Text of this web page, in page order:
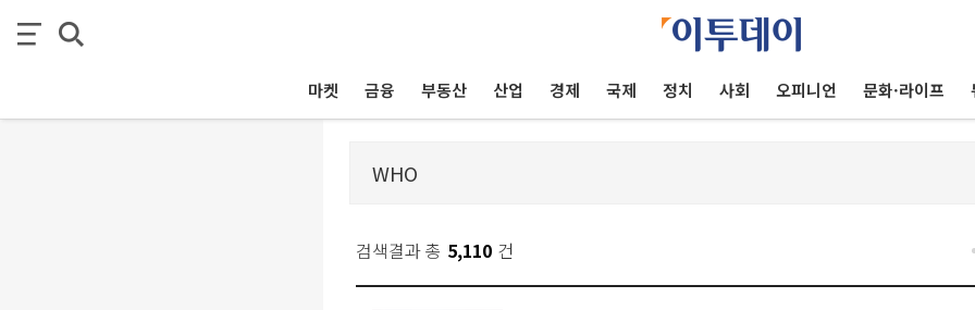
마켓 금융 부동산 산업 경제 국제 정치 사회 오피니언 문화·라이프
검색결과 총 5,110 건